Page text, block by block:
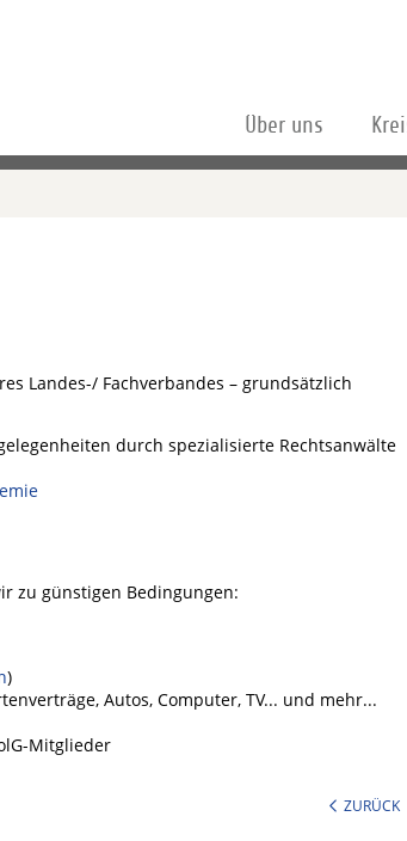
Über uns
Landes-/ Fachverbandes – grundsätzlich
durch spezialisierte Rechtsanwälte
zu günstigen Bedingungen:
)
Autos, Computer, TV... und mehr...
Mitglieder
ZURÜCK